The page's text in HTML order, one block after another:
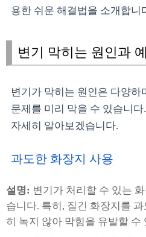
용한 쉬운 해결법을 소개합니
변기 막히는 원인과
변기가 막히는 원인은 다양하
문제를 미리 막을 수 있습니
자세히 알아보겠습니다.
과도한 화장지 사용
설명: 변기가 처리할 수 있는
습니다. 특히, 질긴 화장지를
히 녹지 않아 막힘을 유발할 수